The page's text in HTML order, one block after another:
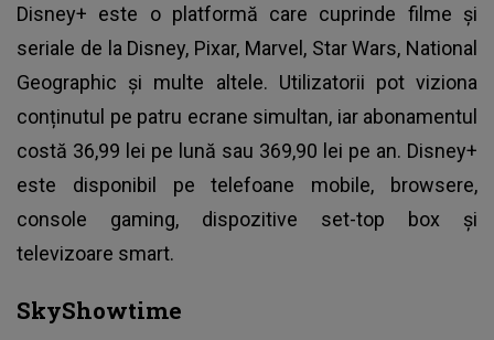
Disney+ este o platformă care cuprinde filme și
seriale de la Disney, Pixar, Marvel, Star Wars, National
Geographic și multe altele. Utilizatorii pot viziona
conținutul pe patru ecrane simultan, iar abonamentul
costă 36,99 lei pe lună sau 369,90 lei pe an. Disney+
este disponibil pe telefoane mobile, browsere,
console gaming, dispozitive set-top box și
televizoare smart.
SkyShowtime